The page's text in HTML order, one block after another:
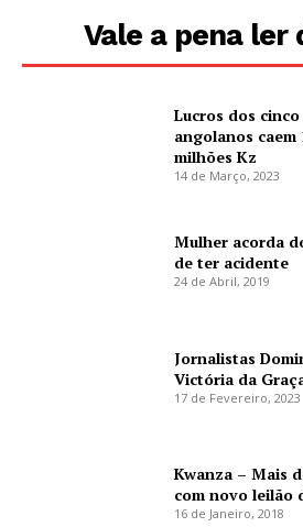
Vale a pena ler
Lucros dos
angolanos caem
milhões Kz
14 de Março, 2023
Mulher acorda
de ter acidente
24 de Abril, 2019
Jornalistas
Victória da
17 de Fevereiro, 2023
Kwanza – Mais
com novo leilão
16 de Janeiro, 2018